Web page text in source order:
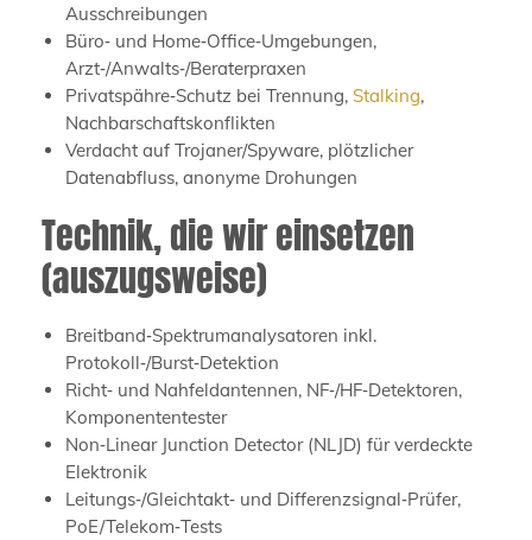
Ausschreibungen
Büro‑ und Home‑Office‑Umgebungen,
Arzt‑/Anwalts‑/Beraterpraxen
Privatspähre‑Schutz bei Trennung, Stalking,
Nachbarschaftskonflikten
Verdacht auf Trojaner/Spyware, plötzlicher
Datenabfluss, anonyme Drohungen
Technik, die wir einsetzen
(auszugsweise)
Breitband‑Spektrumanalysatoren inkl.
Protokoll‑/Burst‑Detektion
Richt‑ und Nahfeldantennen, NF‑/HF‑Detektoren,
Komponententester
Non‑Linear Junction Detector (NLJD) für verdeckte
Elektronik
Leitungs‑/Gleichtakt‑ und Differenzsignal‑Prüfer,
PoE/Telekom‑Tests